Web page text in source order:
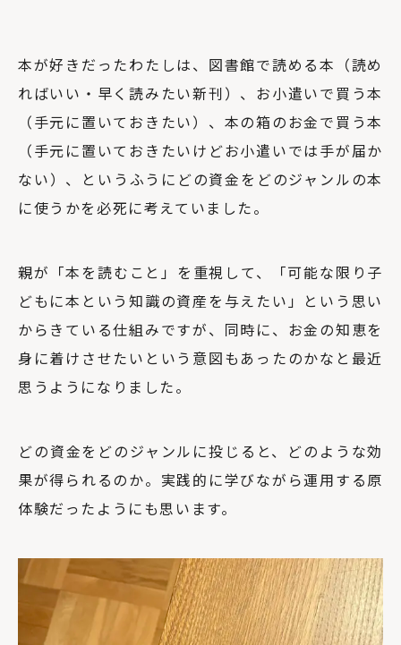
本が好きだったわたしは、図書館で読める本（読め
ればいい・早く読みたい新刊）、お小遣いで買う本
（手元に置いておきたい）、本の箱のお金で買う本
（手元に置いておきたいけどお小遣いでは手が届か
ない）、というふうにどの資金をどのジャンルの本
に使うかを必死に考えていました。
親が「本を読むこと」を重視して、「可能な限り子
どもに本という知識の資産を与えたい」という思い
からきている仕組みですが、同時に、お金の知恵を
身に着けさせたいという意図もあったのかなと最近
思うようになりました。
どの資金をどのジャンルに投じると、どのような効
果が得られるのか。実践的に学びながら運用する原
体験だったようにも思います。